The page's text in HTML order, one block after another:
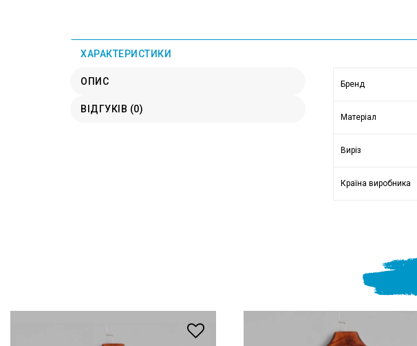
ХАРАКТЕРИСТИКИ
ОПИС
ВІДГУКІВ (0)
Бренд
Матеріал
Виріз
Країна виробника